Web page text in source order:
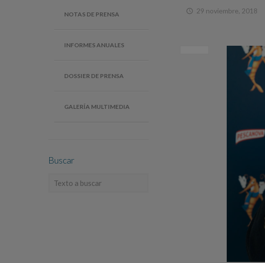
29 noviembre, 2018
NOTAS DE PRENSA
INFORMES ANUALES
DOSSIER DE PRENSA
GALERÍA MULTIMEDIA
Buscar